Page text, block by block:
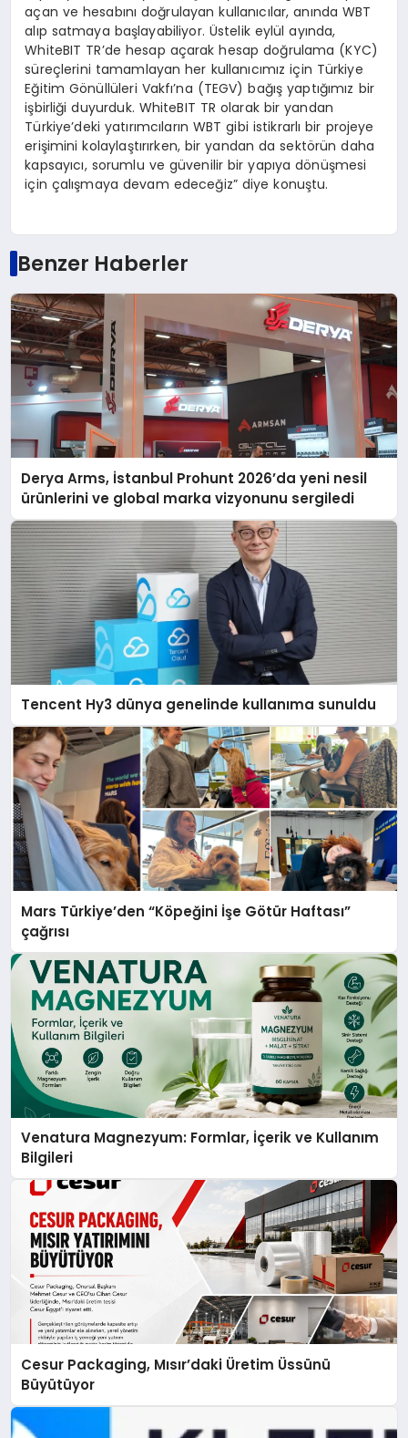
açan ve hesabını doğrulayan kullanıcılar, anında WBT
alıp satmaya başlayabiliyor. Üstelik eylül ayında,
WhiteBIT TR’de hesap açarak hesap doğrulama (KYC)
süreçlerini tamamlayan her kullanıcımız için Türkiye
Eğitim Gönüllüleri Vakfı’na (TEGV) bağış yaptığımız bir
işbirliği duyurduk. WhiteBIT TR olarak bir yandan
Türkiye’deki yatırımcıların WBT gibi istikrarlı bir projeye
erişimini kolaylaştırırken, bir yandan da sektörün daha
kapsayıcı, sorumlu ve güvenilir bir yapıya dönüşmesi
için çalışmaya devam edeceğiz” diye konuştu.
Benzer Haberler
Derya Arms, İstanbul Prohunt 2026’da yeni nesil
ürünlerini ve global marka vizyonunu sergiledi
Tencent Hy3 dünya genelinde kullanıma sunuldu
Mars Türkiye’den “Köpeğini İşe Götür Haftası”
çağrısı
Venatura Magnezyum: Formlar, İçerik ve Kullanım
Bilgileri
Cesur Packaging, Mısır’daki Üretim Üssünü
Büyütüyor